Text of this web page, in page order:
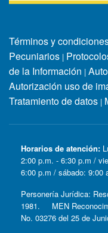
Términos y
Pecuniarios |
de la Información |
Autorización uso de
Tratamiento de datos |
Horarios de atención:
2:00 p.m. - 6:30 p.m /
6:00 p.m / sábado: 9:00
Personería Jurídica:
1981. MEN
No. 03276 del 25 de